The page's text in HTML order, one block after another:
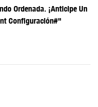
Ordenada. ¡Anticipe Un
Configuración#"